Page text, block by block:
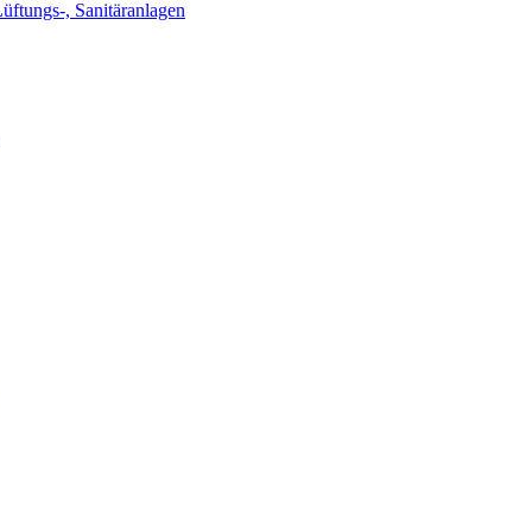
, Sanitäranlagen